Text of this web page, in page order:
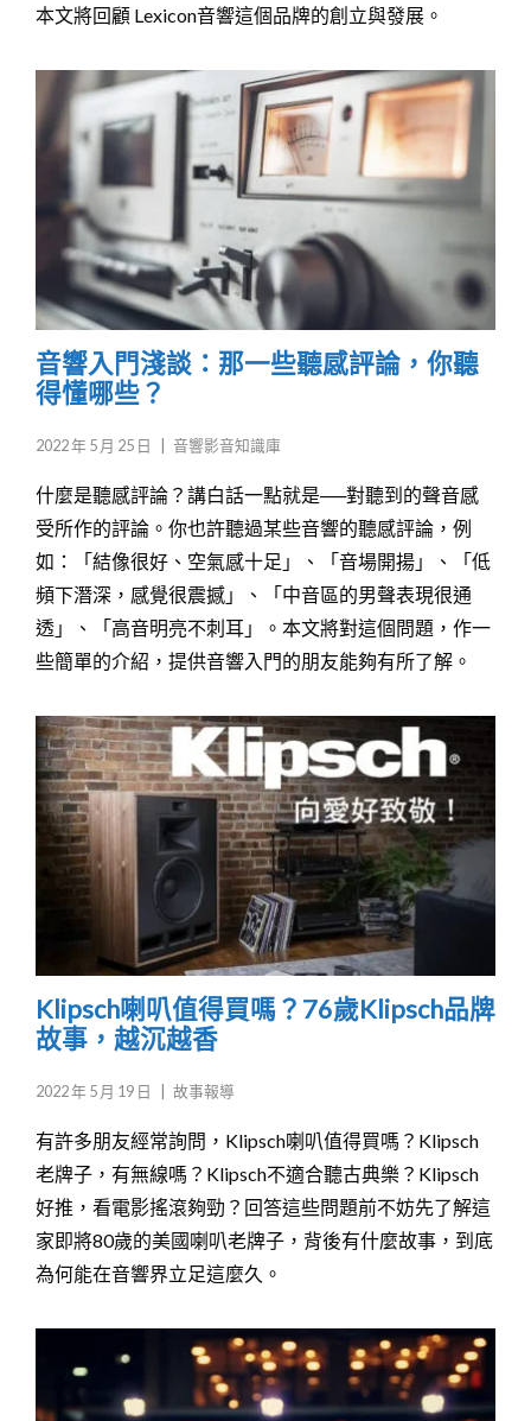
本文將回顧 Lexicon音響這個品牌的創立與發展。
音響入門淺談：那一些聽感評論，你聽
得懂哪些？
2022 年 5 月 25 日 音響影音知識庫
什麼是聽感評論？講白話一點就是──對聽到的聲音感
受所作的評論。你也許聽過某些音響的聽感評論，例
如：「結像很好、空氣感十足」、「音場開揚」、「低
頻下潛深，感覺很震撼」、「中音區的男聲表現很通
透」、「高音明亮不刺耳」。本文將對這個問題，作一
些簡單的介紹，提供音響入門的朋友能夠有所了解。
Klipsch喇叭值得買嗎？76歲Klipsch品牌
故事，越沉越香
2022 年 5 月 19 日 故事報導
有許多朋友經常詢問，Klipsch喇叭值得買嗎？Klipsch
老牌子，有無線嗎？Klipsch不適合聽古典樂？Klipsch
好推，看電影搖滾夠勁？回答這些問題前不妨先了解這
家即將80歲的美國喇叭老牌子，背後有什麼故事，到底
為何能在音響界立足這麼久。